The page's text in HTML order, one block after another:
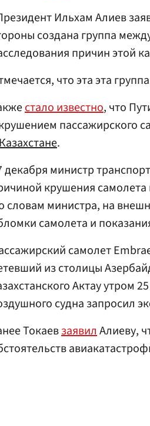
Ильхам Алиев
создана группа
причин этой
что эта эта
стало известно, что
пассажирского
.
декабря министр
крушения самолета
словам министра, на
самолета и
самолет
из столицы
Актау утром
судна запросил
ТокаевзаявилАлиеву,